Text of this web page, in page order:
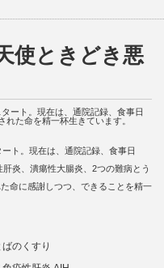
使ときどき悪
ート。現在は、通院記録、食事日
た命を精一杯生きています。
ト。現在は、通院記録、食事日
炎、潰瘍性大腸炎、2つの難病とう
命に感謝しつつ、できることを精一
ばのくすり